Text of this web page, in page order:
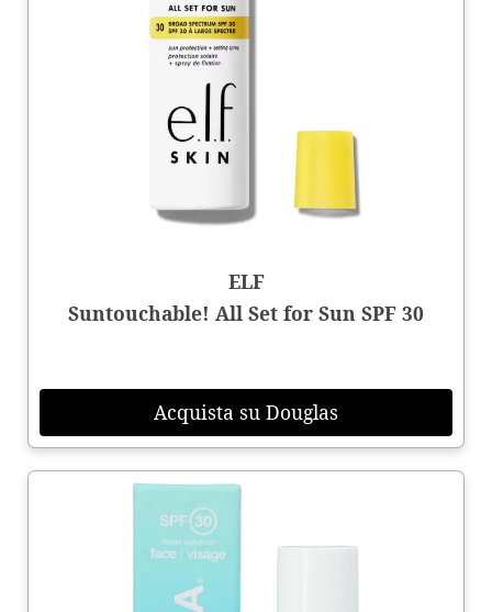
ELF
Suntouchable! All Set for Sun SPF 30
Acquista su Douglas